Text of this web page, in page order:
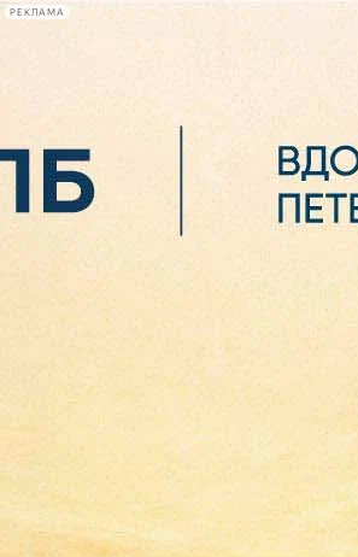
РЕКЛАМА
Сегодня: